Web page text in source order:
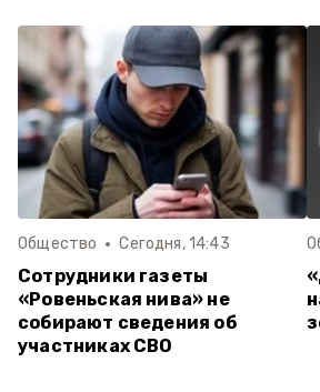
Общество Сегодня, 14:43
Сотрудники газеты
«Ровеньская нива» не
собирают сведения об
участниках СВО